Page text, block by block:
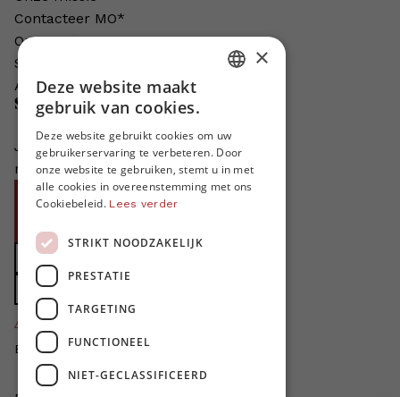
Contacteer MO*
Onze auteurs
Schrijven voor MO*?
Adverteren in MO*
Steun MO*
Je helpt ons groeien. MO* bestaat
niet zonder jouw steun!
Doe een gift
Zet MO* in uw testament
4424
Bedankt voor jullie steun!
ENGLISH
×
Deze website maakt
gebruik van cookies.
Deze website gebruikt cookies om uw
gebruikerservaring te verbeteren. Door
onze website te gebruiken, stemt u in met
alle cookies in overeenstemming met ons
Cookiebeleid. Lees verder
STRIKT NOODZAKELIJK
PRESTATIE
TARGETING
FUNCTIONEEL
NIET-GECLASSIFICEERD